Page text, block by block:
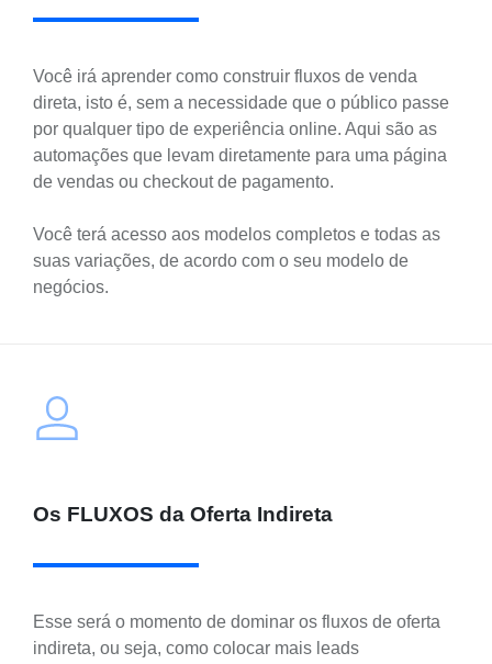
Você irá aprender como construir fluxos de venda
direta, isto é, sem a necessidade que o público passe
por qualquer tipo de experiência online. Aqui são as
automações que levam diretamente para uma página
de vendas ou checkout de pagamento.
Você terá acesso aos modelos completos e todas as
suas variações, de acordo com o seu modelo de
negócios.
Os FLUXOS da Oferta Indireta
Esse será o momento de dominar os fluxos de oferta
indireta, ou seja, como colocar mais leads